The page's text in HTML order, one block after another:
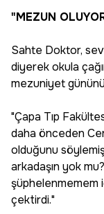
"MEZUN
Sahte Doktor,
diyerek okula
mezuniyet
"Çapa Tıp
daha önceden
olduğunu
arkadaşın yok
çektirdi."